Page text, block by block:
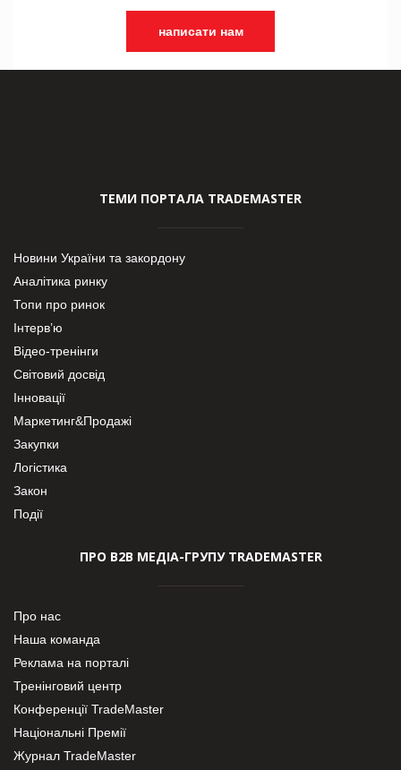
написати нам
ТЕМИ ПОРТАЛА TRADEMASTER
Новини України та закордону
Аналітика ринку
Топи про ринок
Інтерв’ю
Відео-тренінги
Світовий досвід
Інновації
Маркетинг&Продажі
Закупки
Логістика
Закон
Події
ПРО В2В МЕДІА-ГРУПУ TRADEMASTER
Про нас
Наша команда
Реклама на порталі
Тренінговий центр
Конференції TradeMaster
Національні Премії
Журнал TradeMaster